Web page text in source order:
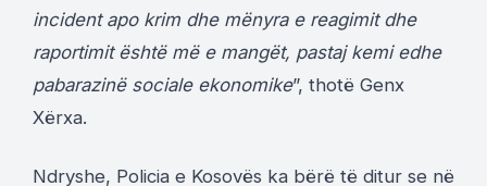
incident apo krim dhe mënyra e reagimit dhe
raportimit është më e mangët, pastaj kemi edhe
pabarazinë sociale ekonomike”, thotë Genx
Xërxa.
Ndryshe, Policia e Kosovës ka bërë të ditur se në